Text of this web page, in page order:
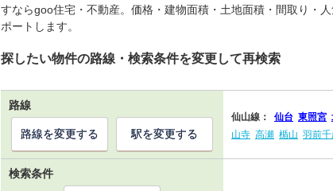
すならgoo住宅・不動産。価格・建物面積・土地面積・間取り・
ポートします。
探したい物件の路線・検索条件を変更して再検索
路線
仙山線： 仙台 東照宮
山寺 高瀬 楯山 羽前
路線を変更する 駅を変更する
検索条件